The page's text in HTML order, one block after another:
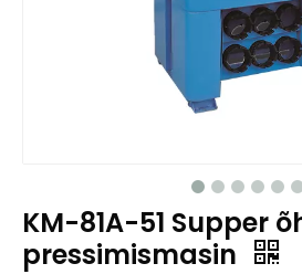
KM-81A-51 Supper
pressimismasin